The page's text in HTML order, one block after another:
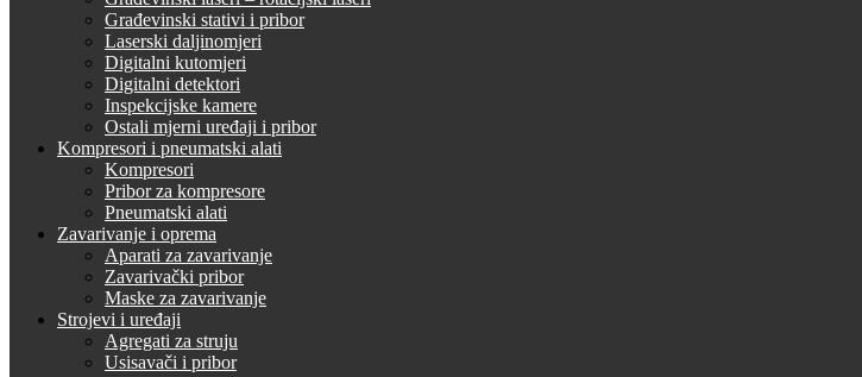
Građevinski stativi i pribor
Laserski daljinomjeri
Digitalni kutomjeri
Digitalni detektori
Inspekcijske kamere
Ostali mjerni uređaji i pribor
Kompresori i pneumatski alati
Kompresori
Pribor za kompresore
Pneumatski alati
Zavarivanje i oprema
Aparati za zavarivanje
Zavarivački pribor
Maske za zavarivanje
Strojevi i uređaji
Agregati za struju
Usisavači i pribor